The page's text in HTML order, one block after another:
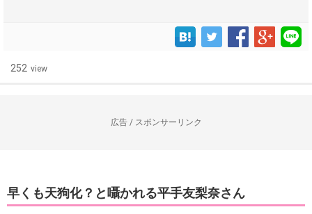
252 view
広告 / スポンサーリンク
早くも天狗化？と囁かれる平手友梨奈さん